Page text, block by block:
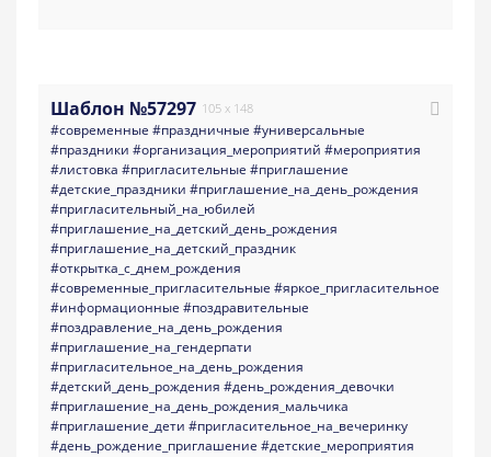
Шаблон №57297 105 x 148
#современные #праздничные #универсальные
#праздники #организация_мероприятий #мероприятия
#листовка #пригласительные #приглашение
#детские_праздники #приглашение_на_день_рождения
#пригласительный_на_юбилей
#приглашение_на_детский_день_рождения
#приглашение_на_детский_праздник
#открытка_с_днем_рождения
#современные_пригласительные #яркое_пригласительное
#информационные #поздравительные
#поздравление_на_день_рождения
#приглашение_на_гендерпати
#пригласительное_на_день_рождения
#детский_день_рождения #день_рождения_девочки
#приглашение_на_день_рождения_мальчика
#приглашение_дети #пригласительное_на_вечеринку
#день_рождение_приглашение #детские_мероприятия